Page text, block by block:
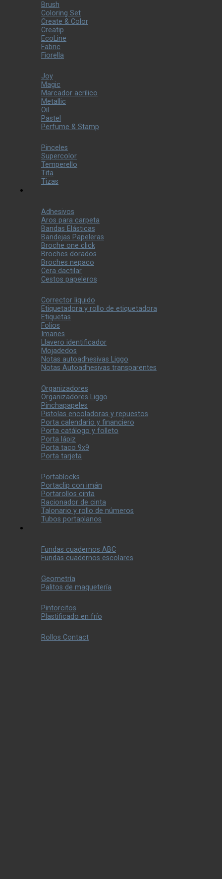
Brush
Coloring Set
Create & Color
Creatip
EcoLine
Fabric
Fiorella
Joy
Magic
Marcador acrilico
Metallic
Oil
Pastel
Perfume & Stamp
Pinceles
Supercolor
Temperello
Tita
Tizas
Adhesivos
Aros para carpeta
Bandas Elásticas
Bandejas Papeleras
Broche one click
Broches dorados
Broches nepaco
Cera dactilar
Cestos papeleros
Corrector liquido
Etiquetadora y rollo de etiquetadora
Etiquetas
Folios
Imanes
Llavero identificador
Mojadedos
Notas autoadhesivas Liggo
Notas Autoadhesivas transparentes
Organizadores
Organizadores Liggo
Pinchapapeles
Pistolas encoladoras y repuestos
Porta calendario y financiero
Porta catálogo y folleto
Porta lápiz
Porta taco 9x9
Porta tarjeta
Portablocks
Portaclip con imán
Portarollos cinta
Racionador de cinta
Talonario y rollo de números
Tubos portaplanos
Fundas cuadernos ABC
Fundas cuadernos escolares
Geometría
Palitos de maquetería
Pintorcitos
Plastificado en frío
Rollos Contact